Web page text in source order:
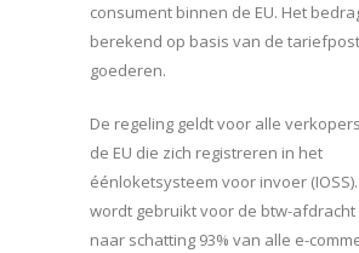
consument binnen de EU. Het
berekend op basis van de
goederen.
De regeling geldt voor alle
de EU die zich registreren in het
éénloketsysteem voor invoer
wordt gebruikt voor de btw-
naar schatting 93% van alle e-